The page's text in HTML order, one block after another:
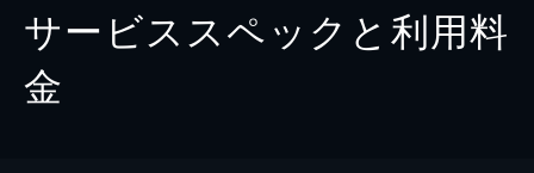
サービススペックと利用料
金